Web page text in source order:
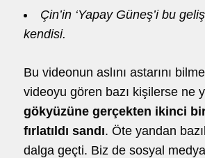
Çin’in ‘Yapay Güneş’i bu
kendisi.
Bu videonun aslını astarını
videoyu gören bazı kişilerse ne
gökyüzüne gerçekten ikinci
fırlatıldı sandı. Öte yandan
dalga geçti. Biz de sosyal